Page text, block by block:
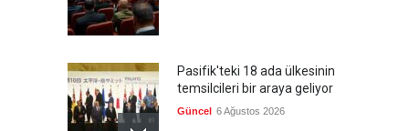
Pasifik'teki 18 ada ülkesinin
temsilcileri bir araya geliyor
Güncel 6 Ağustos 2026